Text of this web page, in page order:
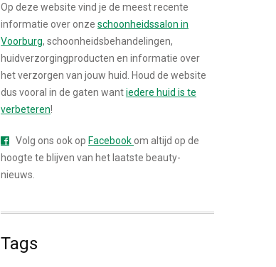
Op deze website vind je de meest recente
informatie over onze schoonheidssalon in
Voorburg, schoonheidsbehandelingen,
huidverzorgingproducten en informatie over
het verzorgen van jouw huid. Houd de website
dus vooral in de gaten wantiedere huid is te
verbeteren!
Volg ons ook op Facebook om altijd op de
hoogte te blijven van het laatste beauty-
nieuws.
Tags